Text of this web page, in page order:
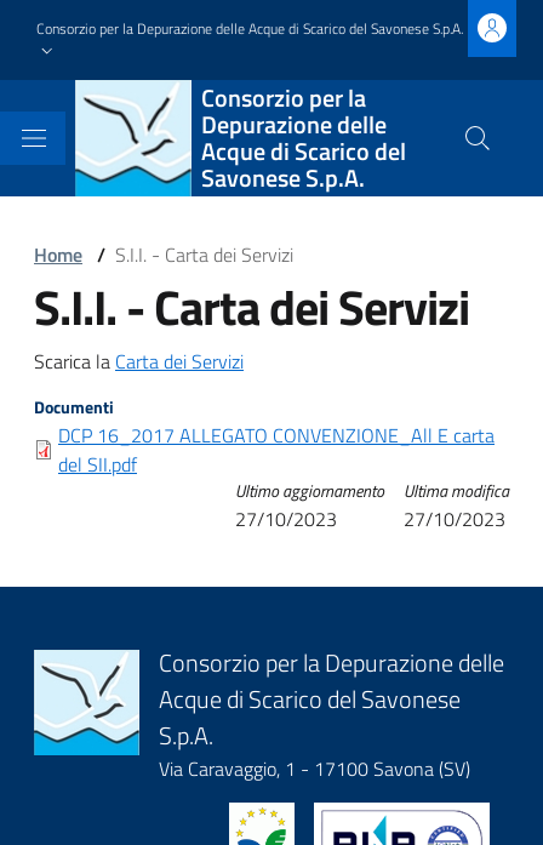
contenuto
Consorzio per la Depurazione delle Acque di Scarico del Savonese S.p.A.
Block
it-
block-
brandingdelsito
Consorzio per la
Depurazione delle
Acque di Scarico del
Savonese S.p.A.
Cerca
sito
Block
it-
block-
italiagov-
breadcrumbs
Home / S.I.I. - Carta dei Servizi
Block
it-
block-
italiagov-
S.I.I. - Carta dei Servizi
Block
it-
block-
Scarica la Carta dei Servizi
Documenti
DCP 16_2017 ALLEGATO CONVENZIONE_All E carta
del SII.pdf
Ultima modifica
27/10/2023
Ultimo aggiornamento
27/10/2023
Block
it-
block-
logoeintestazionedelsito
Consorzio per la Depurazione delle
Acque di Scarico del Savonese
S.p.A.
Via Caravaggio, 1 - 17100 Savona (SV)